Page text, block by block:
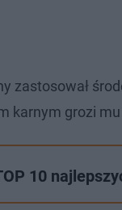
zastosował
karnym grozi
10